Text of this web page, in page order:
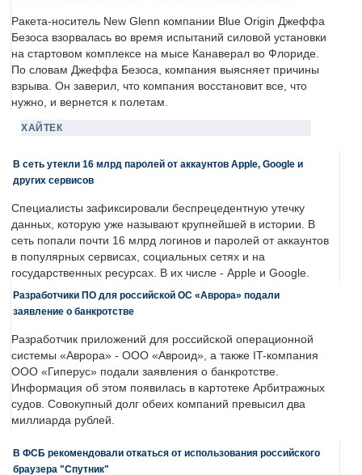
Ракета-носитель New Glenn компании Blue Origin Джеффа
Безоса взорвалась во время испытаний силовой установки
на стартовом комплексе на мысе Канаверал во Флориде.
По словам Джеффа Безоса, компания выясняет причины
взрыва. Он заверил, что компания восстановит все, что
нужно, и вернется к полетам.
ХАЙТЕК
В сеть утекли 16 млрд паролей от аккаунтов Apple, Google и
других сервисов
Специалисты зафиксировали беспрецедентную утечку
данных, которую уже называют крупнейшей в истории. В
сеть попали почти 16 млрд логинов и паролей от аккаунтов
в популярных сервисах, социальных сетях и на
государственных ресурсах. В их числе - Apple и Google.
Разработчики ПО для российской ОС «Аврора» подали
заявление о банкротстве
Разработчик приложений для российской операционной
системы «Аврора» - ООО «Авроид», а также IT-компания
ООО «Гиперус» подали заявления о банкротстве.
Информация об этом появилась в картотеке Арбитражных
судов. Совокупный долг обеих компаний превысил два
миллиарда рублей.
В ФСБ рекомендовали откаться от использования российского
браузера "Спутник"